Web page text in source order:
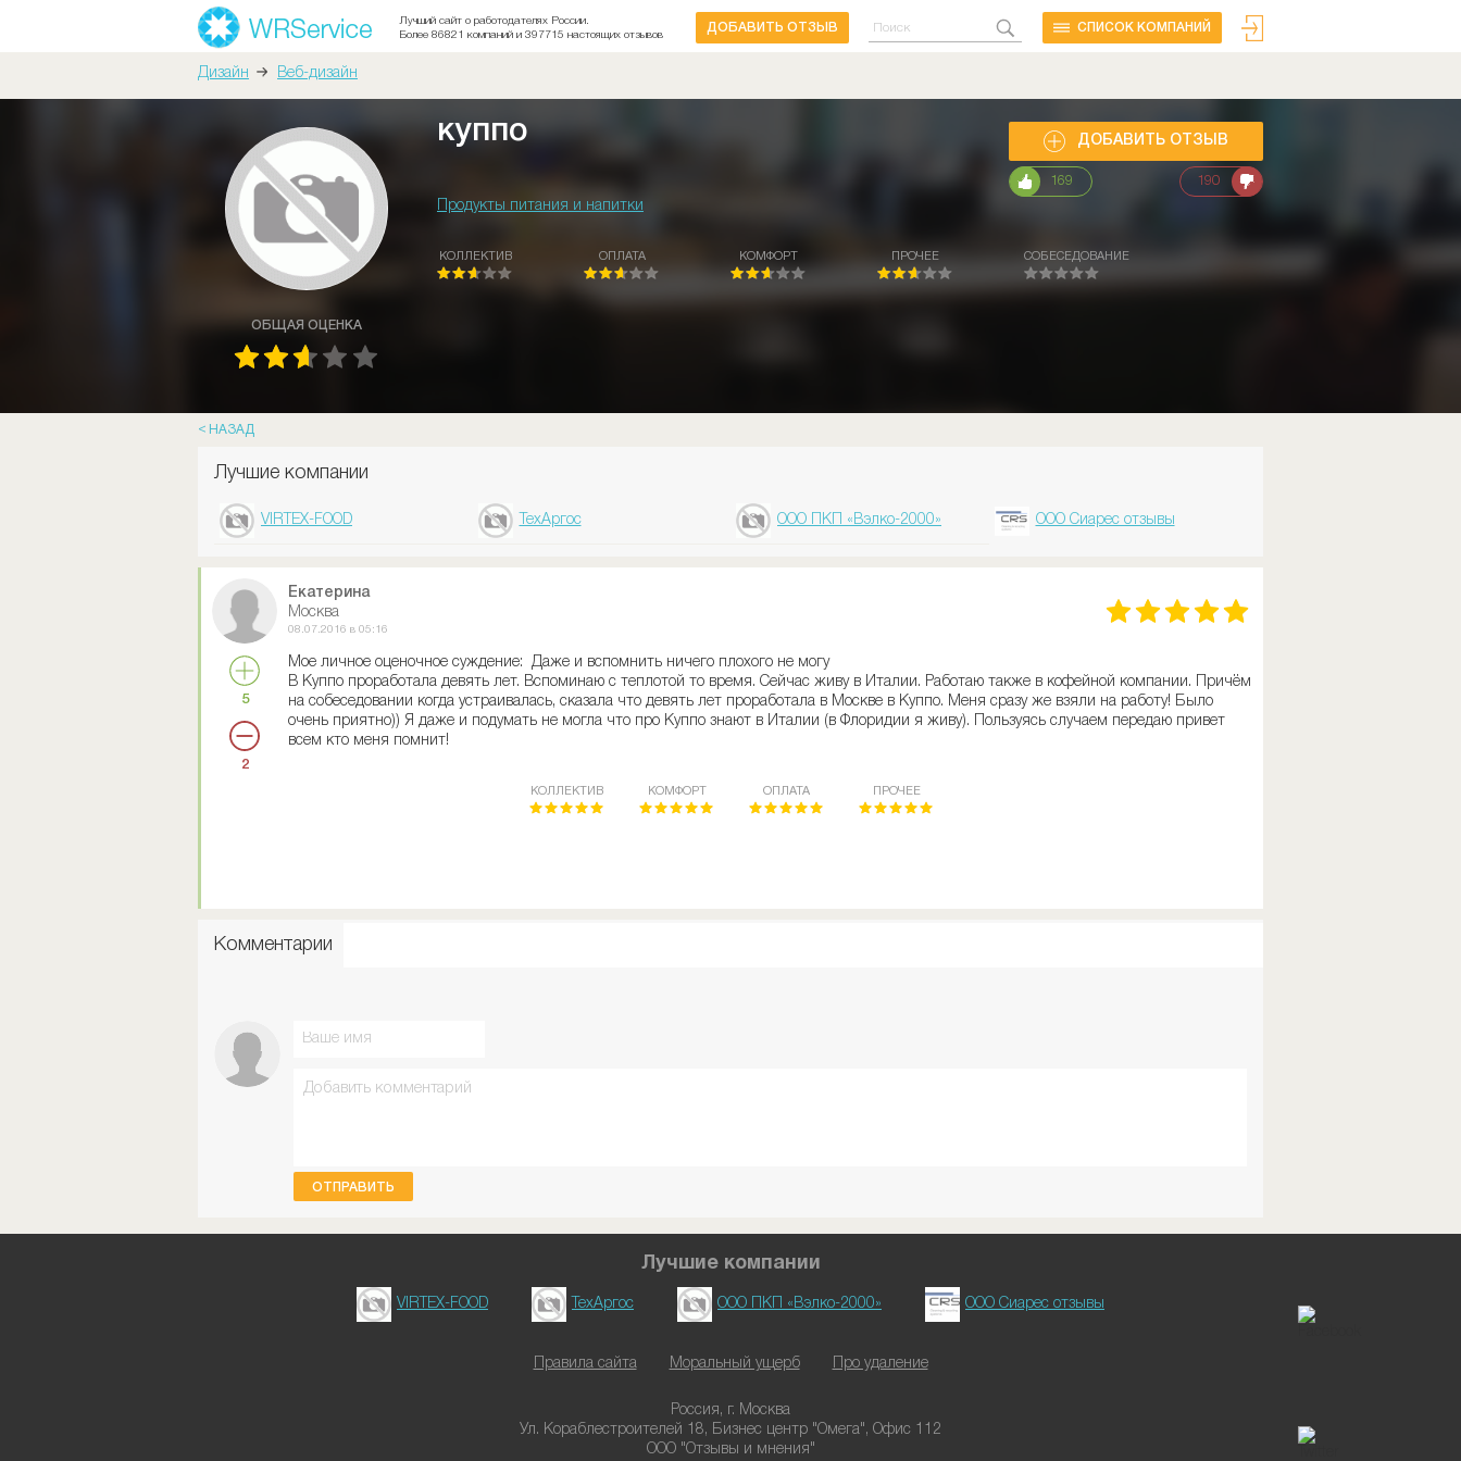
Лучший сайт о работодателях России.
Более 86821 компаний и 397715 настоящих отзывов
ДОБАВИТЬ ОТЗЫВ CПИСОК КОМПАНИЙ
Дизайн Веб-дизайн
ОБЩАЯ ОЦЕНКА
куппо
Продукты питания и напитки
ДОБАВИТЬ ОТЗЫВ
169 190
КОЛЛЕКТИВ ОПЛАТА КОМФОРТ ПРОЧЕЕ СОБЕСЕДОВАНИЕ
НАЗАД
Лучшие компании
VIRTEX-FOOD ТехАргос ООО ПКП «Вэлко-2000» ООО Сиарес отзывы
5
2
Екатерина
Москва
08.07.2016 в 05:16
Мое личное оценочное суждение: Даже и вспомнить ничего плохого не могу
В Куппо проработала девять лет. Вспоминаю с теплотой то время. Сейчас живу в Италии. Работаю также в кофейной компании. Причём
на собеседовании когда устраивалась, сказала что девять лет проработала в Москве в Куппо. Меня сразу же взяли на работу! Было
очень приятно)) Я даже и подумать не могла что про Куппо знают в Италии (в Флоридии я живу). Пользуясь случаем передаю привет
всем кто меня помнит!
КОЛЛЕКТИВ КОМФОРТ ОПЛАТА ПРОЧЕЕ
Комментарии
ОТПРАВИТЬ
Лучшие компании
VIRTEX-FOOD ТехАргос ООО ПКП «Вэлко-2000» ООО Сиарес отзывы
Правила сайта Моральный ущерб Про удаление
Россия, г. Москва
Ул. Кораблестроителей 18, Бизнес центр "Омега", Офис 112
ООО "Отзывы и мнения"